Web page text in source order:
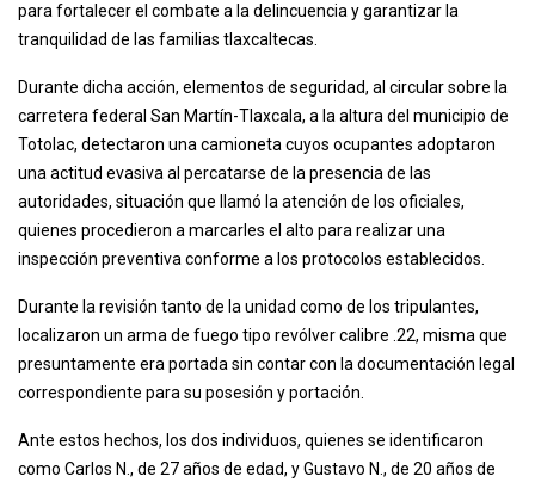
para fortalecer el combate a la delincuencia y garantizar la
tranquilidad de las familias tlaxcaltecas.
Durante dicha acción, elementos de seguridad, al circular sobre la
carretera federal San Martín-Tlaxcala, a la altura del municipio de
Totolac, detectaron una camioneta cuyos ocupantes adoptaron
una actitud evasiva al percatarse de la presencia de las
autoridades, situación que llamó la atención de los oficiales,
quienes procedieron a marcarles el alto para realizar una
inspección preventiva conforme a los protocolos establecidos.
Durante la revisión tanto de la unidad como de los tripulantes,
localizaron un arma de fuego tipo revólver calibre .22, misma que
presuntamente era portada sin contar con la documentación legal
correspondiente para su posesión y portación.
Ante estos hechos, los dos individuos, quienes se identificaron
como Carlos N., de 27 años de edad, y Gustavo N., de 20 años de